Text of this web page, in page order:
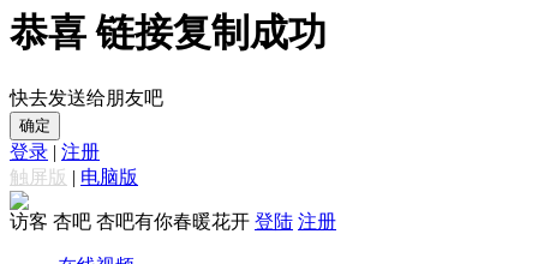
恭喜 链接复制成功
快去发送给朋友吧
确定
登录 | 注册
触屏版 | 电脑版
访客 杏吧 杏吧有你春暖花开 登陆 注册